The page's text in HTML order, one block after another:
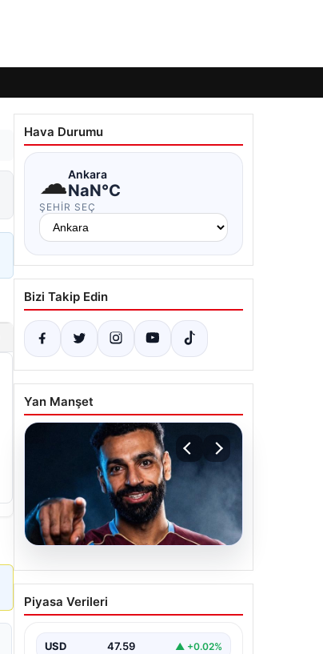
Hava Durumu
☁Ankara
NaN°C
ŞEHIR SEÇ
Bizi Takip Edin
Yan Manşet
05.08.2026
Mohamed Salah
transferinin detayları
Piyasa Verileri
USD 47.59 ▲ +0.02%